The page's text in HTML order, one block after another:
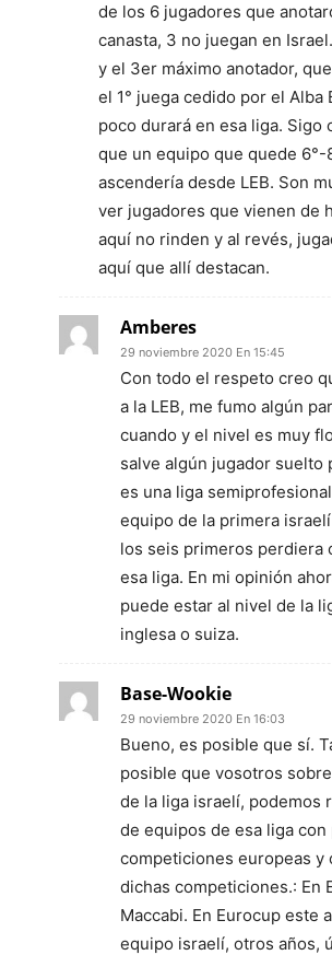
de los 6 jugadores que
canasta, 3 no juegan en
y el 3er máximo anotador,
el 1° juega cedido por el Alba
poco durará en esa liga. Sigo
que un equipo que quede 6°-
ascendería desde LEB. Son
ver jugadores que vienen de
aquí no rinden y al revés,
aquí que allí destacan.
Amberes
29 noviembre 2020 En 15:45
Con todo el respeto creo
a la LEB, me fumo algún
cuando y el nivel es muy
salve algún jugador suelto
es una liga
equipo de la primera
los seis primeros perdiera
esa liga. En mi opinión
puede estar al nivel de la
inglesa o suiza.
Base-Wookie
29 noviembre 2020 En 16:03
Bueno, es posible que sí.
posible que vosotros
de la liga israelí, podemos
de equipos de esa liga con
competiciones europeas y
dichas competiciones.: En
Maccabi. En Eurocup este
equipo israelí, otros años,